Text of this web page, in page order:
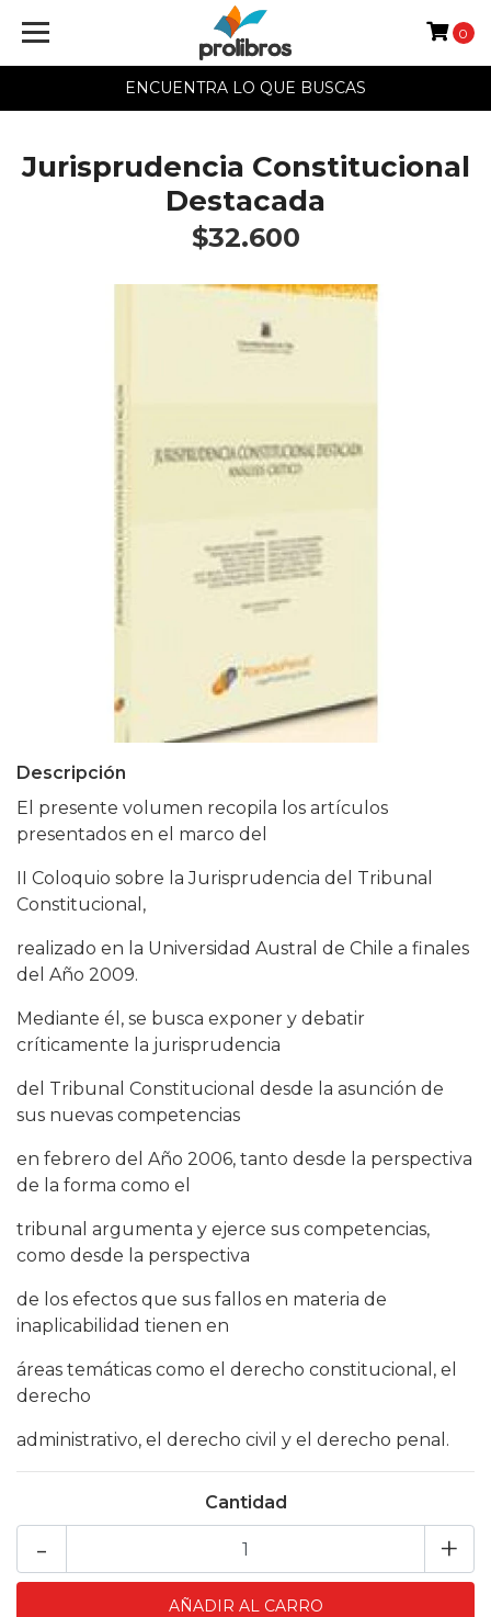
ENCUENTRA LO QUE BUSCAS
0
Jurisprudencia Constitucional
Destacada
$32.600
Descripción
El presente volumen recopila los artículos
presentados en el marco del
II Coloquio sobre la Jurisprudencia del Tribunal
Constitucional,
realizado en la Universidad Austral de Chile a finales
del Año 2009.
Mediante él, se busca exponer y debatir
críticamente la jurisprudencia
del Tribunal Constitucional desde la asunción de
sus nuevas competencias
en febrero del Año 2006, tanto desde la perspectiva
de la forma como el
tribunal argumenta y ejerce sus competencias,
como desde la perspectiva
de los efectos que sus fallos en materia de
inaplicabilidad tienen en
áreas temáticas como el derecho constitucional, el
derecho
administrativo, el derecho civil y el derecho penal.
Cantidad
+
-